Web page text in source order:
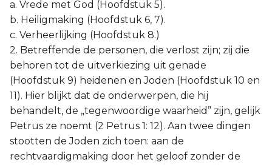
a. Vrede met God (Hoofdstuk 5).
b. Heiligmaking (Hoofdstuk 6, 7).
c. Verheerlijking (Hoofdstuk 8.)
2. Betreffende de personen, die verlost zijn; zij die
behoren tot de uitverkiezing uit genade
(Hoofdstuk 9) heidenen en Joden (Hoofdstuk 10 en
11). Hier blijkt dat de onderwerpen, die hij
behandelt, de „tegenwoordige waarheid” zijn, gelijk
Petrus ze noemt (2 Petrus 1: 12). Aan twee dingen
stootten de Joden zich toen: aan de
rechtvaardigmaking door het geloof zonder de